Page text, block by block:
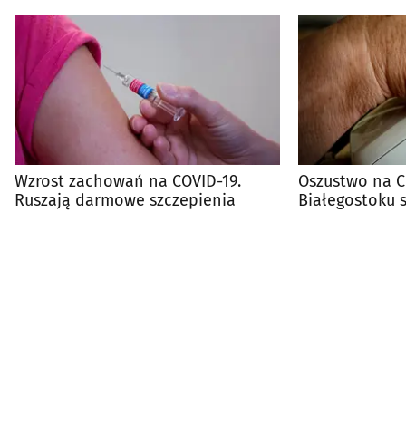
Wzrost zachowań na COVID-19.
Ruszają darmowe szczepienia
Oszustwo na
Białegostoku